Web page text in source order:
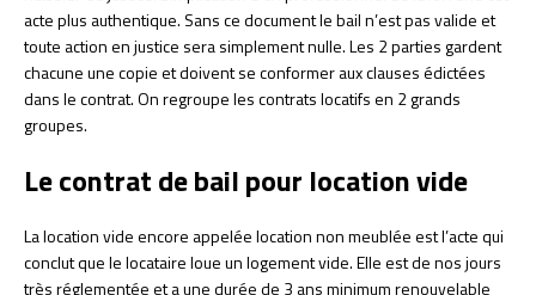
acte plus authentique. Sans ce document le bail n’est pas valide et
toute action en justice sera simplement nulle. Les 2 parties gardent
chacune une copie et doivent se conformer aux clauses édictées
dans le contrat. On regroupe les contrats locatifs en 2 grands
groupes.
Le contrat de bail pour location vide
La location vide encore appelée location non meublée est l’acte qui
conclut que le locataire loue un logement vide. Elle est de nos jours
très réglementée et a une durée de 3 ans minimum renouvelable